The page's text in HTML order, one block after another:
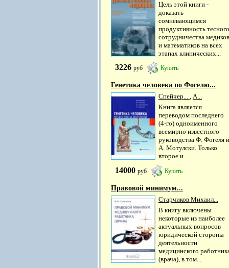
Цель этой книги -
доказать
сомневающимся
продуктивность тесного
сотрудничества медиков
и математиков на всех
этапах клинических...
3226 руб Купить
Генетика человека по Фогелю...
Спейчер... , А...
Книга является
переводом последнего
(4-го) одноименного
всемирно известного
руководства Ф. Фогеля и
А. Мотулски. Только
второе и...
14000 руб Купить
Правовой минимум...
Старчиков Михаил...
В книгу включены
некоторые из наиболее
актуальных вопросов
юридической стороны
деятельности
медицинского
(врача), в том...